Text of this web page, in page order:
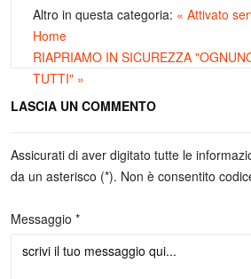
Altro in questa categoria: « Attivato
Home
RIAPRIAMO IN SICUREZZA
TUTTI" »
LASCIA UN COMMENTO
Assicurati di aver digitato tutte le
da un asterisco (*). Non è consentito
Messaggio *